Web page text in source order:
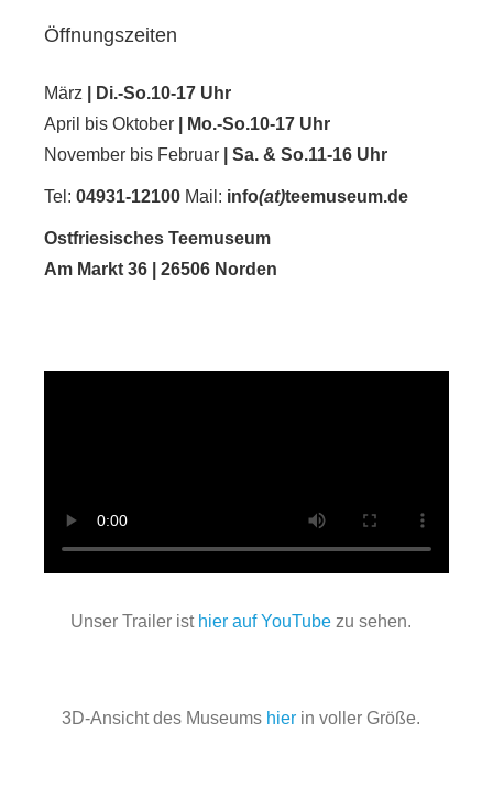
Forschung
Öffnungszeiten
März
| Di.-So.10-17 Uhr
April bis Oktober
| Mo.-So.10-17 Uhr
November bis Februar
| Sa. & So.11-16 Uhr
Tel: 04931-12100 Mail: info(at)teemuseum.de
Ostfriesisches Teemuseum
Am Markt 36 | 26506 Norden
Unser Trailer ist hier auf YouTube zu sehen.
3D-Ansicht des Museums hier in voller Größe.